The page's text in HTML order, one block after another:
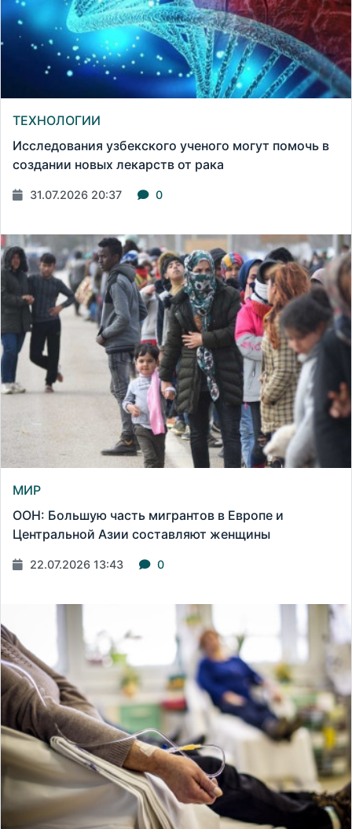
ТЕХНОЛОГИИ
Исследования узбекского ученого могут помочь в
создании новых лекарств от рака
31.07.2026 20:37 0
МИР
ООН: Большую часть мигрантов в Европе и
Центральной Азии составляют женщины
22.07.2026 13:43 0